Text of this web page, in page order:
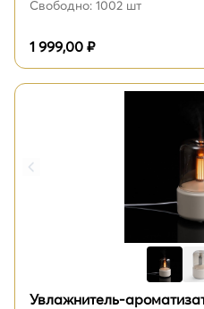
Свободно: 1002 шт
1 999,00 ₽
Увлажнитель-